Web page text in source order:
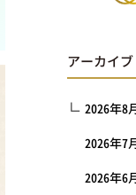
アーカイブ
2026年8
2026年7
2026年6